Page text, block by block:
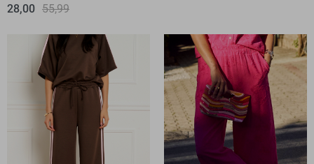
28,00 55,99